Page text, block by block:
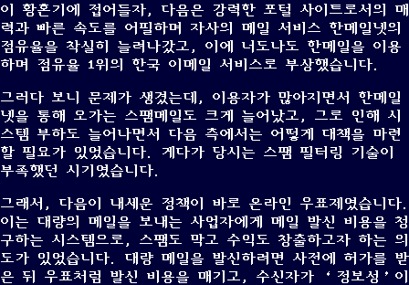
이 황혼기에 접어들자, 다음은 강력한 포털 사이트로서의 매
력과 빠른 속도를 어필하며 자사의 메일 서비스 한메일넷의
점유율을 착실히 늘려나갔고, 이에 너도나도 한메일을 이용
하며 점유율 1위의 한국 이메일 서비스로 부상했습니다.
그러다 보니 문제가 생겼는데, 이용자가 많아지면서 한메일
넷을 통해 오가는 스팸메일도 크게 늘어났고, 그로 인해 시
스템 부하도 늘어나면서 다음 측에서는 어떻게 대책을 마련
할 필요가 있었습니다. 게다가 당시는 스팸 필터링 기술이
부족했던 시기였습니다.
그래서, 다음이 내세운 정책이 바로 온라인 우표제였습니다.
이는 대량의 메일을 보내는 사업자에게 메일 발신 비용을 청
구하는 시스템으로, 스팸도 막고 수익도 창출하고자 하는 의
도가 있었습니다. 대량 메일을 발신하려면 사전에 허가를 받
은 뒤 우표처럼 발신 비용을 매기고, 수신자가 ‘정보성’이